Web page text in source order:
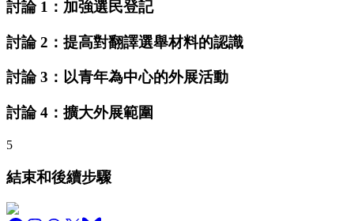
討論 1：加強選民登記
討論 2：提高對翻譯選舉材料的認識
討論 3：以青年為中心的外展活動
討論 4：擴大外展範圍
5
結束和後續步驟